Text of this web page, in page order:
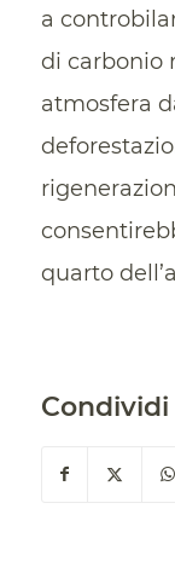
a
di carbonio
atmosfera
quarto